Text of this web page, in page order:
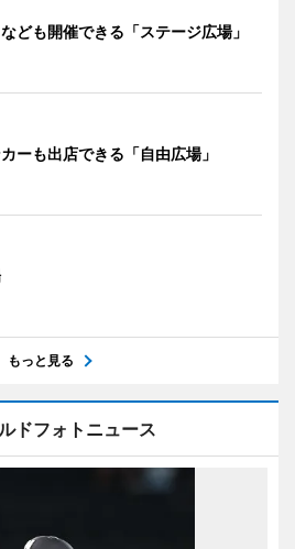
ども開催できる「ステージ広場」
ーも出店できる「自由広場」
もっと見る
ドフォトニュース